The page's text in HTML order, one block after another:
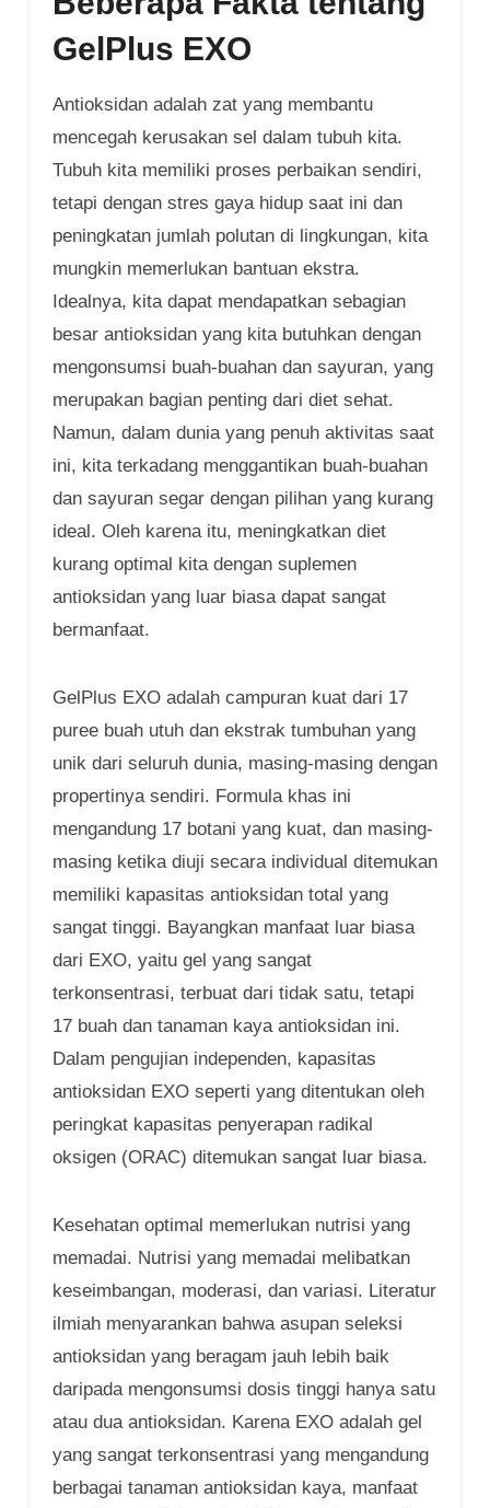
GelPlus EXO
Antioksidan adalah zat yang membantu
mencegah kerusakan sel dalam tubuh kita.
Tubuh kita memiliki proses perbaikan sendiri,
tetapi dengan stres gaya hidup saat ini dan
peningkatan jumlah polutan di lingkungan, kita
mungkin memerlukan bantuan ekstra.
Idealnya, kita dapat mendapatkan sebagian
besar antioksidan yang kita butuhkan dengan
mengonsumsi buah-buahan dan sayuran, yang
merupakan bagian penting dari diet sehat.
Namun, dalam dunia yang penuh aktivitas saat
ini, kita terkadang menggantikan buah-buahan
dan sayuran segar dengan pilihan yang kurang
ideal. Oleh karena itu, meningkatkan diet
kurang optimal kita dengan suplemen
antioksidan yang luar biasa dapat sangat
bermanfaat.
GelPlus EXO adalah campuran kuat dari 17
puree buah utuh dan ekstrak tumbuhan yang
unik dari seluruh dunia, masing-masing dengan
propertinya sendiri. Formula khas ini
mengandung 17 botani yang kuat, dan masing-
masing ketika diuji secara individual ditemukan
memiliki kapasitas antioksidan total yang
sangat tinggi. Bayangkan manfaat luar biasa
dari EXO, yaitu gel yang sangat
terkonsentrasi, terbuat dari tidak satu, tetapi
17 buah dan tanaman kaya antioksidan ini.
Dalam pengujian independen, kapasitas
antioksidan EXO seperti yang ditentukan oleh
peringkat kapasitas penyerapan radikal
oksigen (ORAC) ditemukan sangat luar biasa.
Kesehatan optimal memerlukan nutrisi yang
memadai. Nutrisi yang memadai melibatkan
keseimbangan, moderasi, dan variasi. Literatur
ilmiah menyarankan bahwa asupan seleksi
antioksidan yang beragam jauh lebih baik
daripada mengonsumsi dosis tinggi hanya satu
atau dua antioksidan. Karena EXO adalah gel
yang sangat terkonsentrasi yang mengandung
berbagai tanaman antioksidan kaya, manfaat